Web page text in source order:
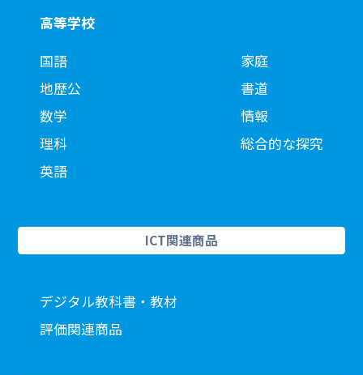
高等学校
国語
地歴公
数学
理科
英語
家庭
書道
情報
総合的な探究
ICT関連商品
デジタル教科書・教材
評価関連商品